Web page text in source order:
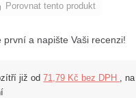
Porovnat tento produkt
první a napište Vaši recenzi!
již od71,79 Kč bez DPH , na